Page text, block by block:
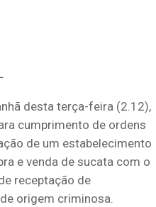
desta terça-feira (2.12),
cumprimento de ordens
de um estabelecimento
e venda de sucata com o
receptação de
origem criminosa.